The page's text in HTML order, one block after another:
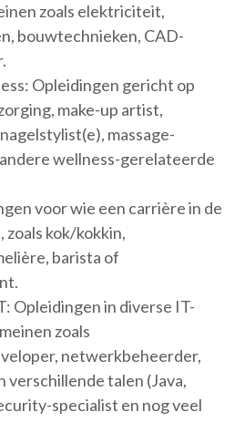
zoals elektriciteit,
bouwtechnieken, CAD-
Opleidingen gericht op
make-up artist,
massage-
wellness-gerelateerde
voor wie een carrière in de
zoals kok/kokkin,
barista of
Opleidingen in diverse IT-
zoals
netwerkbeheerder,
verschillende talen (Java,
specialist en nog veel